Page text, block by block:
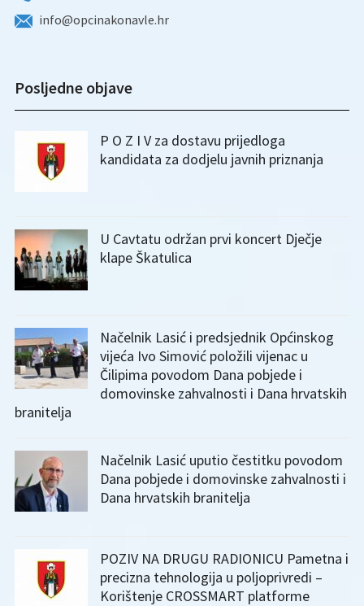
info@opcinakonavle.hr
Posljedne objave
P O Z I V za dostavu prijedloga
kandidata za dodjelu javnih priznanja
U Cavtatu održan prvi koncert Dječje
klape Škatulica
Načelnik Lasić i predsjednik Općinskog
vijeća Ivo Simović položili vijenac u
Čilipima povodom Dana pobjede i
domovinske zahvalnosti i Dana hrvatskih
branitelja
Načelnik Lasić uputio čestitku povodom
Dana pobjede i domovinske zahvalnosti i
Dana hrvatskih branitelja
POZIV NA DRUGU RADIONICU Pametna i
precizna tehnologija u poljoprivredi –
Korištenje CROSSMART platforme